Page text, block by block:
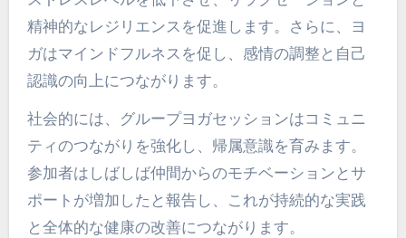
精神的なレジリエンスを促進します。さらに、ヨ
ガはマインドフルネスを促し、感情の調整と自己
認識の向上につながります。
社会的には、グループヨガセッションはコミュニ
ティのつながりを強化し、帰属意識を育みます。
参加者はしばしば仲間からのモチベーションとサ
ポートが増加したと報告し、これが持続的な実践
と全体的な健康の改善につながります。